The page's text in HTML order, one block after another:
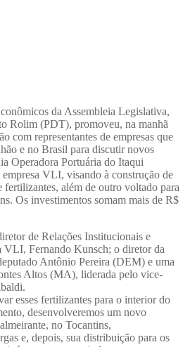
da Assembleia Legislativa,
Rolim (PDT), promoveu, na manhã
com representantes de empresas que
e no Brasil para discutir novos
Operadora Portuária do Itaqui
VLI, visando à construção de
fertilizantes, além de outro voltado para
Os investimentos somam mais de R$
de Relações Institucionais e
VLI, Fernando Kunsch; o diretor da
Antônio Pereira (DEM) e uma
Altos (MA), liderada pelo vice-
esses fertilizantes para o interior do
desenvolveremos um novo
no Tocantins,
e, depois, sua distribuição para os